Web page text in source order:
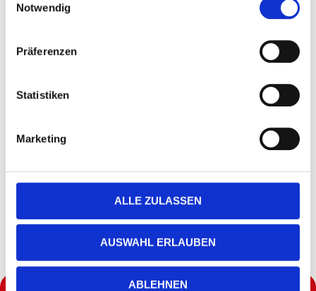
Notwendig
Präferenzen
Statistiken
Marketing
ALLE ZULASSEN
AUSWAHL ERLAUBEN
ABLEHNEN
VIEL BEWEGUNG
FÜR ALLE ALTERSGRUPPEN